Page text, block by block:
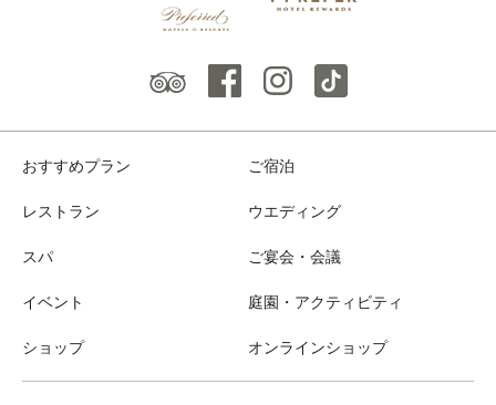
おすすめプラン ご宿泊
レストラン ウエディング
スパ ご宴会・会議
イベント 庭園・アクティビティ
ショップ オンラインショップ